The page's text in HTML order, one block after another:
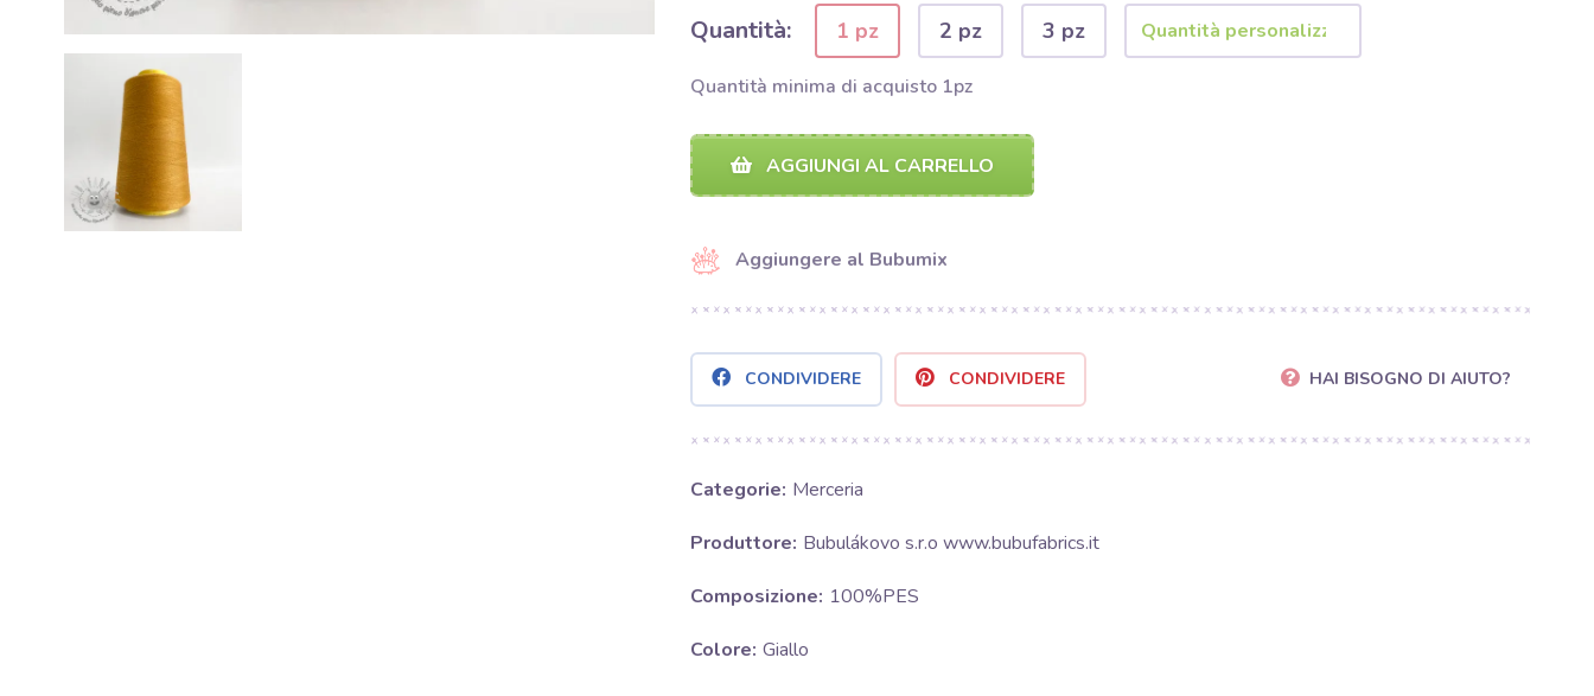
Quantità: 1 pz 2 pz 3 pz
Quantità minima di acquisto 1pz
AGGIUNGI AL CARRELLO
Aggiungere al Bubumix
CONDIVIDERE CONDIVIDERE HAI BISOGNO DI AIUTO?
Categorie: Merceria
Produttore: Bubulákovo s.r.o www.bubufabrics.it
Composizione: 100%PES
Colore: Giallo